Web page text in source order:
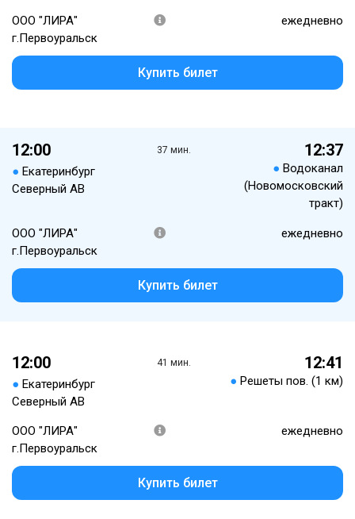
ООО "ЛИРА"
г.Первоуральск
ежедневно
Купить билет
12:00
● Екатеринбург
Северный АВ
37 мин. 12:37
● Водоканал
(Новомосковский
тракт)
ООО "ЛИРА"
г.Первоуральск
ежедневно
Купить билет
12:00
● Екатеринбург
Северный АВ
41 мин. 12:41
● Решеты пов. (1 км)
ООО "ЛИРА"
г.Первоуральск
ежедневно
Купить билет